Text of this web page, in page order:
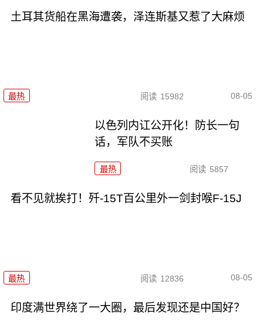
土耳其货船在黑海遭袭，泽连斯基又惹了大麻烦
最热 阅读 15982 08-05
以色列内讧公开化！防长一句
话，军队不买账
最热 阅读 5857
看不见就挨打！歼-15T百公里外一剑封喉F-15J
最热 阅读 12836 08-05
印度满世界绕了一大圈，最后发现还是中国好？